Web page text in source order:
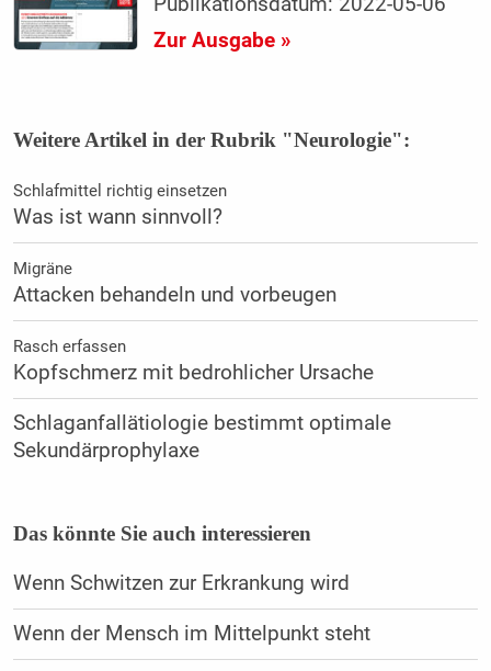
Publikationsdatum: 2022-05-06
Zur Ausgabe »
Weitere Artikel in der Rubrik "Neurologie":
Schlafmittel richtig einsetzen
Was ist wann sinnvoll?
Migräne
Attacken behandeln und vorbeugen
Rasch erfassen
Kopfschmerz mit bedrohlicher Ursache
Schlaganfallätiologie bestimmt optimale
Sekundärprophylaxe
Das könnte Sie auch interessieren
Wenn Schwitzen zur Erkrankung wird
Wenn der Mensch im Mittelpunkt steht